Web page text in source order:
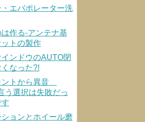
エバポレーター洗
作る-アンテナ基
トの製作
ンドウのAUTO閉
なった?!
ントから異音
う選択は失敗だっ
ションとホイール磨